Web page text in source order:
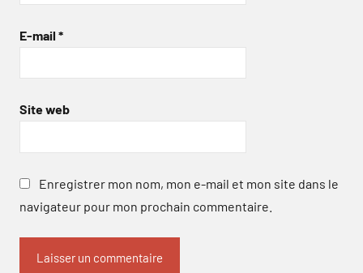
E-mail *
Site web
Enregistrer mon nom, mon e-mail et mon site dans le
navigateur pour mon prochain commentaire.